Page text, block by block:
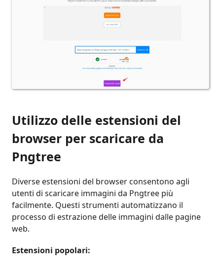
Utilizzo delle estensioni del
browser per scaricare da
Pngtree
Diverse estensioni del browser consentono agli
utenti di scaricare immagini da Pngtree più
facilmente. Questi strumenti automatizzano il
processo di estrazione delle immagini dalle pagine
web.
Estensioni popolari: